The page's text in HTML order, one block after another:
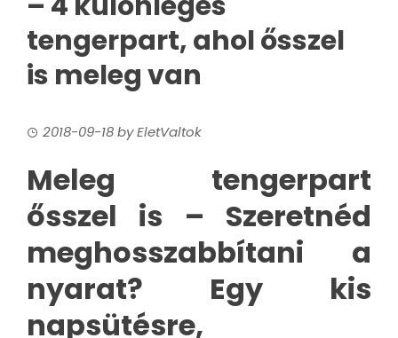
tengerpart, ahol ősszel
is meleg van
2018-09-18byEletValtok
Meleg tengerpart
ősszel is – Szeretnéd
meghosszabbítani a
nyarat? Egy kis
napsütésre,